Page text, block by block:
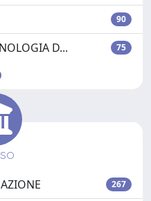
90
D... 75
267